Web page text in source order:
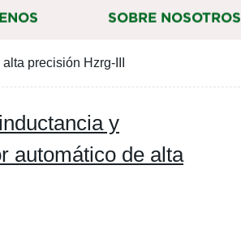
SOBRE NOSOTROS
precisión Hzrg-III
y
automático de alta